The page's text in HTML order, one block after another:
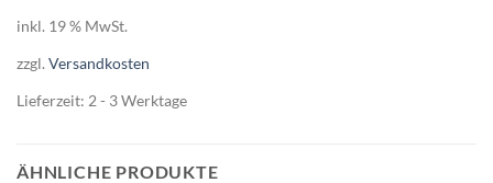
inkl. 19 % MwSt.
zzgl. Versandkosten
Lieferzeit: 2 - 3 Werktage
ÄHNLICHE PRODUKTE